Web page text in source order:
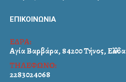
ΕΠΙΚΟΙΝΩΝΙΑ
ΕΔΡΑ:
Αγία Βαρβάρα, 84200 Τήνος, Ελλάδα
ΤΗΛΕΦΩΝΟ:
2283024068